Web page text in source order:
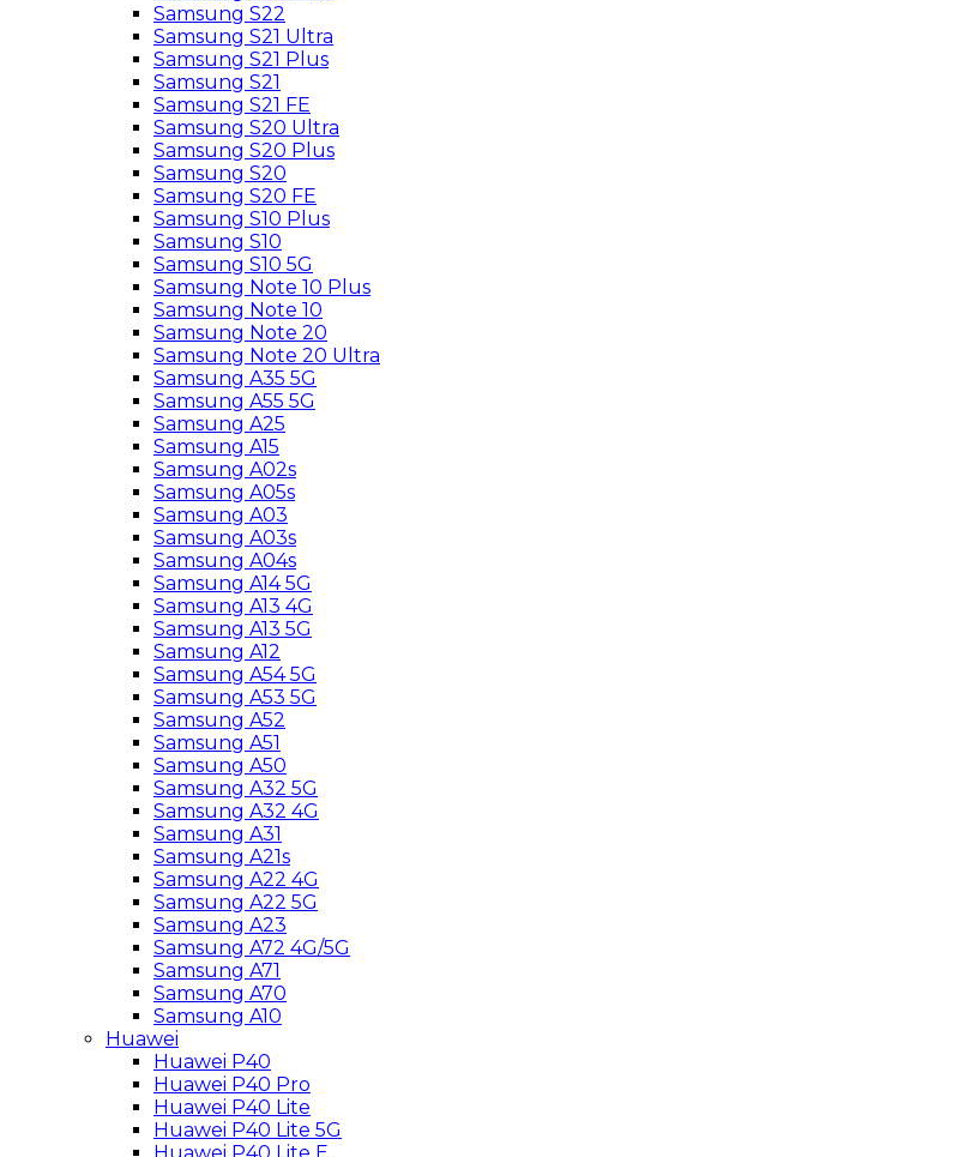
Samsung S22
Samsung S21 Ultra
Samsung S21 Plus
Samsung S21
Samsung S21 FE
Samsung S20 Ultra
Samsung S20 Plus
Samsung S20
Samsung S20 FE
Samsung S10 Plus
Samsung S10
Samsung S10 5G
Samsung Note 10 Plus
Samsung Note 10
Samsung Note 20
Samsung Note 20 Ultra
Samsung A35 5G
Samsung A55 5G
Samsung A25
Samsung A15
Samsung A02s
Samsung A05s
Samsung A03
Samsung A03s
Samsung A04s
Samsung A14 5G
Samsung A13 4G
Samsung A13 5G
Samsung A12
Samsung A54 5G
Samsung A53 5G
Samsung A52
Samsung A51
Samsung A50
Samsung A32 5G
Samsung A32 4G
Samsung A31
Samsung A21s
Samsung A22 4G
Samsung A22 5G
Samsung A23
Samsung A72 4G/5G
Samsung A71
Samsung A70
Samsung A10
Huawei
Huawei P40
Huawei P40 Pro
Huawei P40 Lite
Huawei P40 Lite 5G